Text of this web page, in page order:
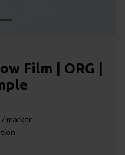
Film | ORG |
marker